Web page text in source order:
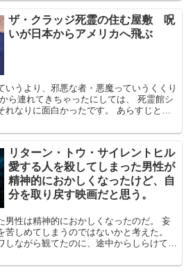
ザ・クラッジ死霊の住む屋敷 呪
いが日本からアメリカへ飛ぶ
いうより、邪悪な者・悪魔っていうくくり
ら連れてきちゃったにしては、 死霊館シ
れなりに面白かったです。 あらすじと感
リターン・トウ・サイレントヒル
愛する人を殺してしまった男性が
精神的におかしくなったけど、自
分を取り戻す映画だと思う。
男性は精神的におかしくなったのだ。 妄
しめてしまうのではないかと考えた。
ながら観てたのに、途中からしらけてし